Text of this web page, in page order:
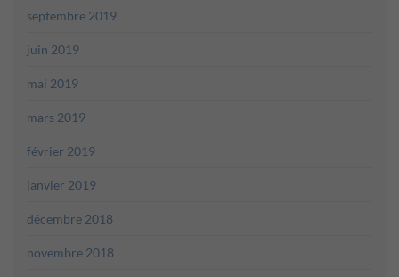
septembre 2019
juin 2019
mai 2019
mars 2019
février 2019
janvier 2019
décembre 2018
novembre 2018